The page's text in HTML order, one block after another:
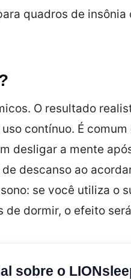
quadros de insônia
O resultado
contínuo. É
desligar a mente
descanso ao
se você utiliza o
de dormir, o efeito
sobre o